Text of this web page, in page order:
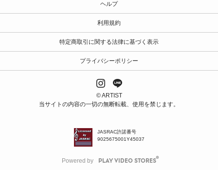
ヘルプ
利用規約
特定商取引に関する法律に基づく表示
プライバシーポリシー
© ARTIST
当サイトの内容の一切の無断転載、使用を禁じます。
JASRAC許諾番号
9025675001Y45037
Powered by PLAY VIDEO STORES